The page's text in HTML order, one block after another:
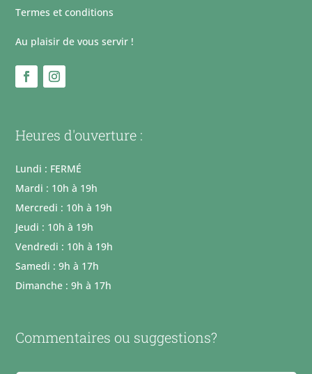
Termes et conditions
Au plaisir de vous servir !
Heures d'ouverture :
Lundi : FERMÉ
Mardi : 10h à 19h
Mercredi : 10h à 19h
Jeudi : 10h à 19h
Vendredi : 10h à 19h
Samedi : 9h à 17h
Dimanche : 9h à 17h
Commentaires ou suggestions?